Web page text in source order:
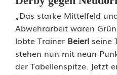
e
W
i
l
„Das starke Mittelfeld
Abwehrarbeit waren
lobte Trainer Beierl seine
stehen nun mit neun
der Tabellenspitze. Jetzt